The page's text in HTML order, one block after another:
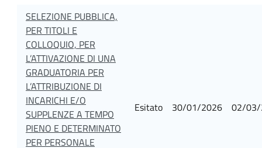
SELEZIONE PUBBLICA,
PER TITOLI E
COLLOQUIO, PER
L’ATTIVAZIONE DI UNA
GRADUATORIA PER
L’ATTRIBUZIONE DI
INCARICHI E/O
SUPPLENZE A TEMPO
PIENO E DETERMINATO
PER PERSONALE
Esitato 30/01/2026 02/